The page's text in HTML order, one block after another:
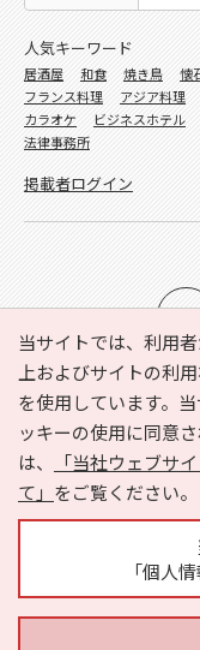
当サイトでは、利用
上およびサイトの利
を使用しています。
ッキーの使用に同意
は、
「当社ウェブサ
て」 をご覧ください。
「個人
e-NAVITA（イーナビ
利用規約
個人
サイトマップ
人気キーワード
居酒屋 和食 焼き鳥 懐
フランス料理
アジア料理
カラオケ
ビジネスホテル
法律事務所
掲載者ログイン